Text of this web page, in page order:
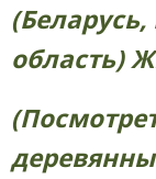
область)